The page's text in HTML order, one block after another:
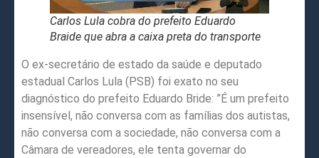
Carlos Lula cobra do prefeito Eduardo
Braide que abra a caixa preta do transporte
O ex-secretário de estado da saúde e deputado
estadual Carlos Lula (PSB) foi exato no seu
diagnóstico do prefeito Eduardo Bride: ”É um prefeito
insensível, não conversa com as famílias dos autistas,
não conversa com a sociedade, não conversa com a
Câmara de vereadores, ele tenta governar do